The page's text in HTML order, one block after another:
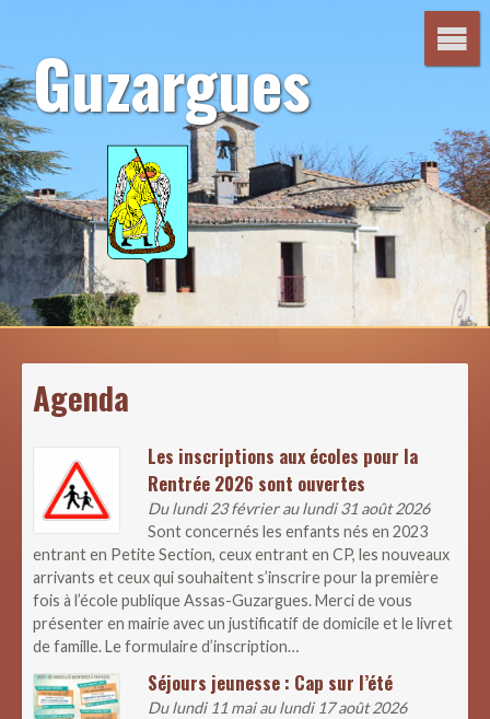
contenuGuzargues
Agenda
Les inscriptions aux écoles pour la
Rentrée 2026 sont ouvertes
Du lundi 23 février au lundi 31 août 2026
Sont concernés les enfants nés en 2023
entrant en Petite Section, ceux entrant en CP, les nouveaux
arrivants et ceux qui souhaitent s’inscrire pour la première
fois à l’école publique Assas-Guzargues. Merci de vous
présenter en mairie avec un justificatif de domicile et le livret
de famille. Le formulaire d’inscription…
Séjours jeunesse : Cap sur l’été
Du lundi 11 mai au lundi 17 août 2026